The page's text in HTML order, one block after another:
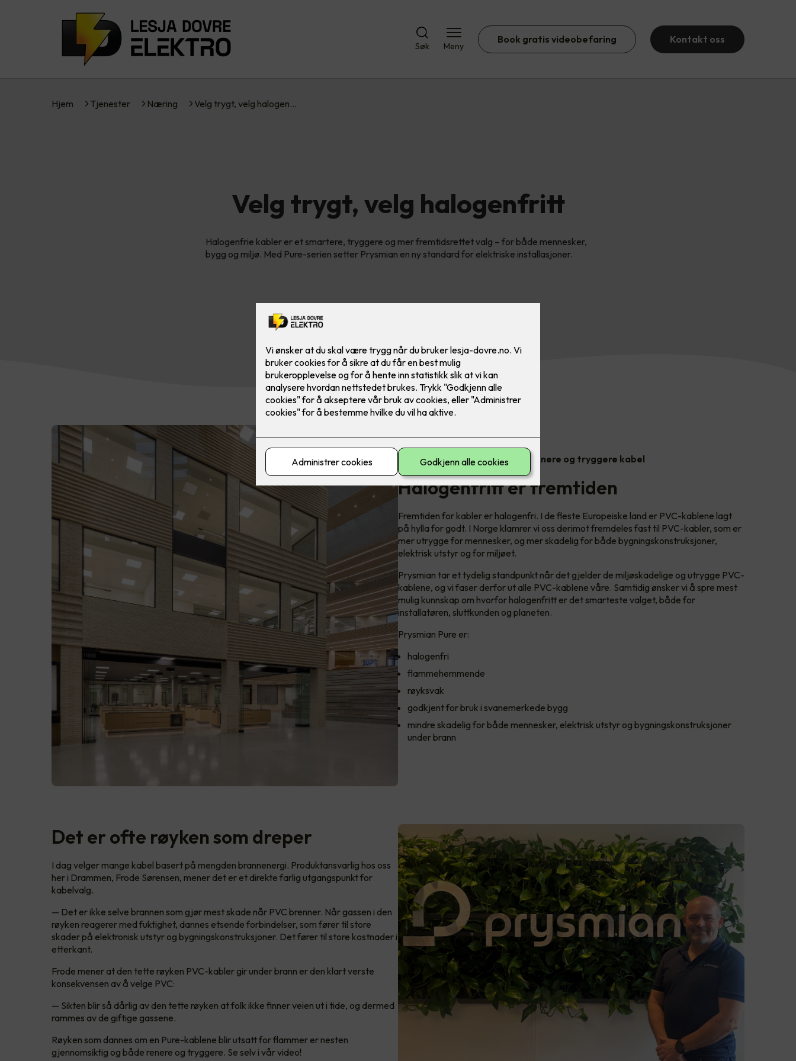
Søk Meny
Book gratis videobefaring Kontakt oss
Hjem Tjenester Næring Velg trygt, velg halogen…
Velg trygt, velg halogenfritt
Halogenfrie kabler er et smartere, tryggere og mer fremtidsrettet valg – for både mennesker,
bygg og miljø. Med Pure-serien setter Prysmian en ny standard for elektriske installasjoner.
Prysmian Pure: En halogenfri, renere og tryggere kabel
Halogenfritt er fremtiden
Fremtiden for kabler er halogenfri. I de fleste Europeiske land er PVC-kablene lagt
på hylla for godt. I Norge klamrer vi oss derimot fremdeles fast til PVC-kabler, som er
mer utrygge for mennesker, og mer skadelig for både bygningskonstruksjoner,
elektrisk utstyr og for miljøet.
Prysmian tar et tydelig standpunkt når det gjelder de miljøskadelige og utrygge PVC-
kablene, og vi faser derfor ut alle PVC-kablene våre. Samtidig ønsker vi å spre mest
mulig kunnskap om hvorfor halogenfritt er det smarteste valget, både for
installatøren, sluttkunden og planeten.
Prysmian Pure er:
halogenfri
flammehemmende
røyksvak
godkjent for bruk i svanemerkede bygg
mindre skadelig for både mennesker, elektrisk utstyr og bygningskonstruksjoner
under brann
Det er ofte røyken som dreper
I dag velger mange kabel basert på mengden brannenergi. Produktansvarlig hos oss
her i Drammen, Frode Sørensen, mener det er et direkte farlig utgangspunkt for
kabelvalg.
— Det er ikke selve brannen som gjør mest skade når PVC brenner. Når gassen i den
røyken reagerer med fuktighet, dannes etsende forbindelser, som fører til store
skader på elektronisk utstyr og bygningskonstruksjoner. Det fører til store kostnader i
etterkant.
Frode mener at den tette røyken PVC-kabler gir under brann er den klart verste
konsekvensen av å velge PVC:
— Sikten blir så dårlig av den tette røyken at folk ikke finner veien ut i tide, og dermed
rammes av de giftige gassene.
Røyken som dannes om en Pure-kablene blir utsatt for flammer er nesten
gjennomsiktig og både renere og tryggere. Se selv i vår video!